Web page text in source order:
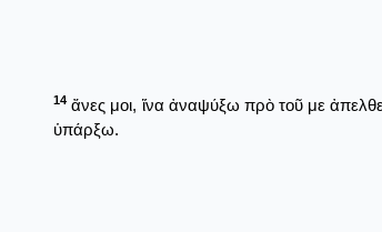
14 ἄνες μοι, ἵνα ἀναψύξω πρὸ τοῦ με
ὑπάρξω.